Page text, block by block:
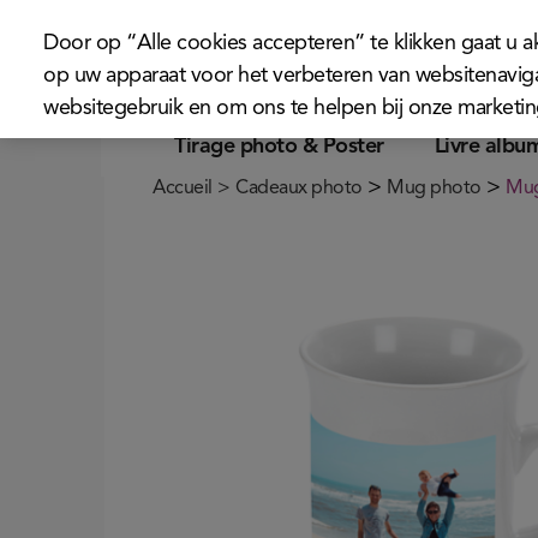
Tirage photo & Poster Livre
Accueil > Cadeaux photo > Mug photo >
Door op “Alle cookies accepteren” te klikken gaat u
op uw apparaat voor het verbeteren van
websitegebruik en om ons te helpen bij onze